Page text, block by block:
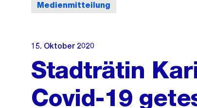
Medienmitteilung
15. Oktober 2020
Stadträtin
Covid-19